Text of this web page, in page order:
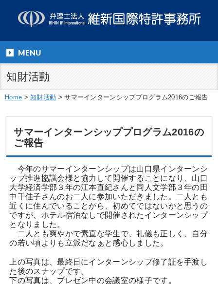
MENU
知財活動
Home >知財活動 >サマーインターンシッププログラム2016のご報告
サマーインターンシッププログラム2016の
ご報告
今年のサマーインターンシップは山口県インターンシ
ップ推進協議会様と協力して開催することになり、山口
大学経済学部３年の江本直紀さんと同人文学部３年の田
中千佳子さんのお二人に参加いただきました。二人とも
近くに住んでいることから、初めてではないかと思うの
ですが、ホテル宿泊なしで開催されたインターンシップ
となりました。
二人とも爽やかで素直な学生で、礼儀も正しく、自分
の若い頃よりも立派だなぁと感心しました。
上の写真は、最終日にインターンシップ修了証を手渡し
た後のスナップです。
下の写真は、プレゼン中の会議室の様子です。